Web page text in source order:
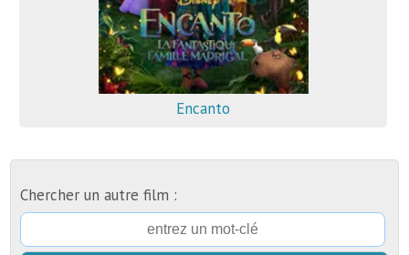
Encanto
Chercher un autre film :